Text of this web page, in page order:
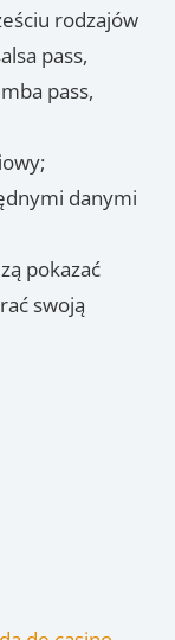
rodzajów
pass,
pass,
danymi
pokazać
swoją